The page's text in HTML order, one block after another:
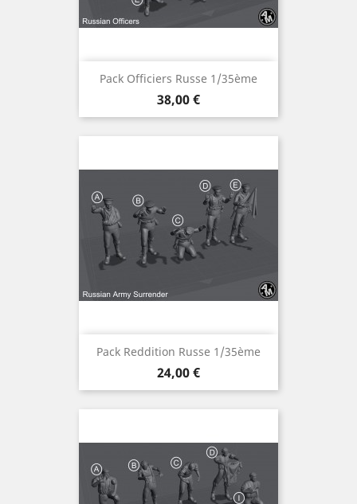
Pack Officiers Russe 1/35ème
Prix
38,00 €
Pack Reddition Russe 1/35ème
Prix
24,00 €